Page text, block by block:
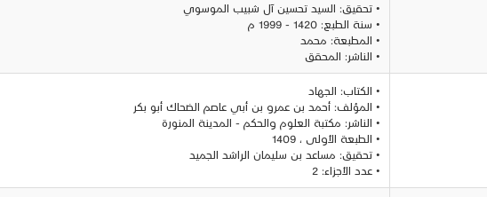
• تحقيق: السيد تحسين آل شبيب الموسوي
• سنة الطبع: 1420 - 1999 م
• المطبعة: محمد
• الناشر: المحقق
• الكتاب: الجهاد
• المؤلف: أحمد بن عمرو بن أبي عاصم الضحاك أبو بكر
• الناشر: مكتبة العلوم والحكم - المدينة المنورة
• الطبعة الأولى ، 1409
• تحقيق: مساعد بن سليمان الراشد الجميد
• عدد الأجزاء: 2